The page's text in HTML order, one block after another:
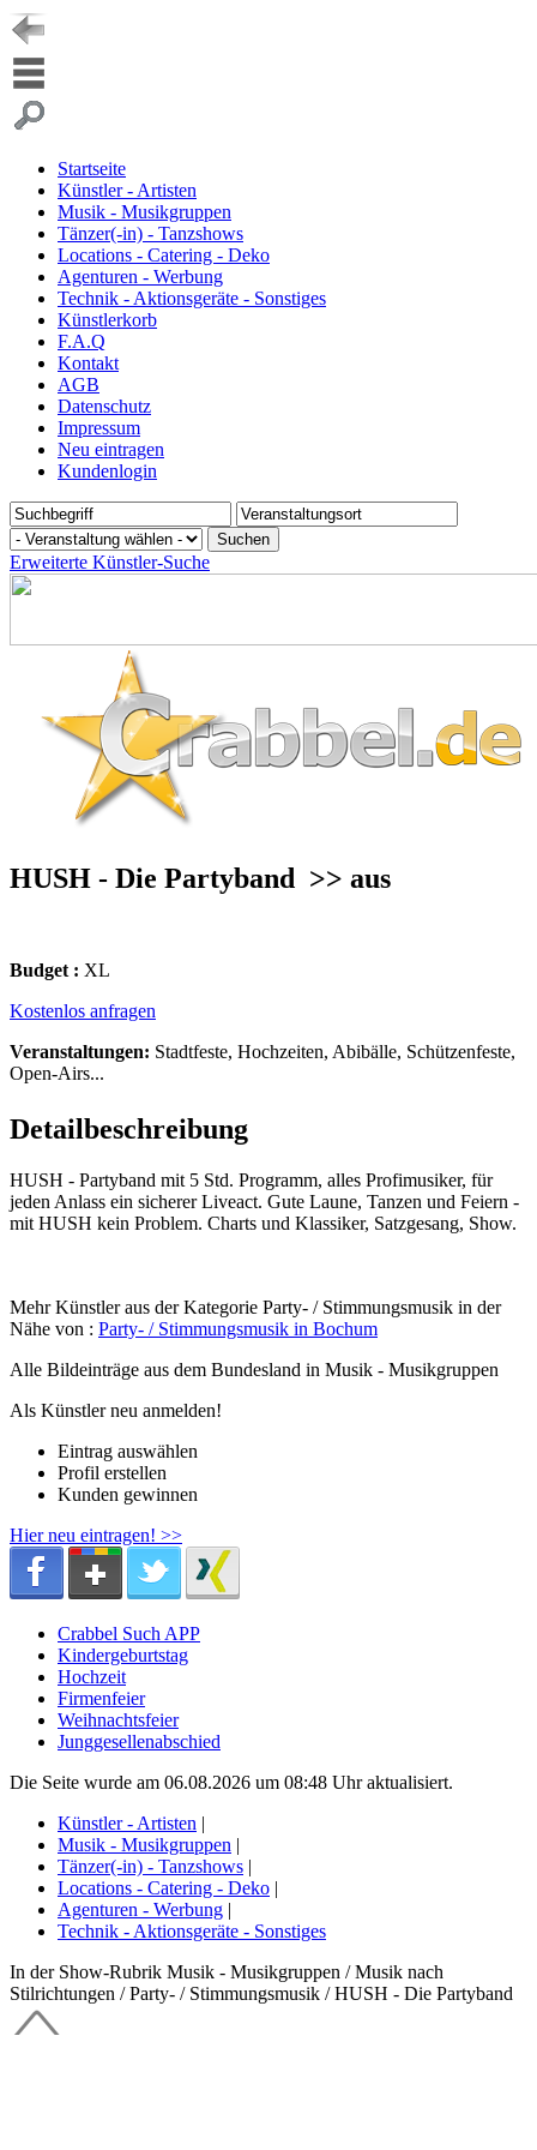
Startseite
Künstler - Artisten
Musik - Musikgruppen
Tänzer(-in) - Tanzshows
Locations - Catering - Deko
Agenturen - Werbung
Technik - Aktionsgeräte - Sonstiges
Künstlerkorb
F.A.Q
Kontakt
AGB
Datenschutz
Impressum
Neu eintragen
Kundenlogin
Erweiterte Künstler-Suche
HUSH - Die Partyband >> aus
Budget : XL
Kostenlos anfragen
Veranstaltungen: Stadtfeste, Hochzeiten, Abibälle, Schützenfeste,
Open-Airs...
Detailbeschreibung
HUSH - Partyband mit 5 Std. Programm, alles Profimusiker, für
jeden Anlass ein sicherer Liveact. Gute Laune, Tanzen und Feiern -
mit HUSH kein Problem. Charts und Klassiker, Satzgesang, Show.
Mehr Künstler aus der Kategorie Party- / Stimmungsmusik in der
Nähe von : Party- / Stimmungsmusik in Bochum
Alle Bildeinträge aus dem Bundesland in Musik - Musikgruppen
Als Künstler neu anmelden!
Eintrag auswählen
Profil erstellen
Kunden gewinnen
Hier neu eintragen! >>
Crabbel Such APP
Kindergeburtstag
Hochzeit
Firmenfeier
Weihnachtsfeier
Junggesellenabschied
Die Seite wurde am 06.08.2026 um 08:48 Uhr aktualisiert.
Künstler - Artisten |
Musik - Musikgruppen |
Tänzer(-in) - Tanzshows |
Locations - Catering - Deko |
Agenturen - Werbung |
Technik - Aktionsgeräte - Sonstiges
In der Show-Rubrik Musik - Musikgruppen / Musik nach
Stilrichtungen / Party- / Stimmungsmusik / HUSH - Die Partyband